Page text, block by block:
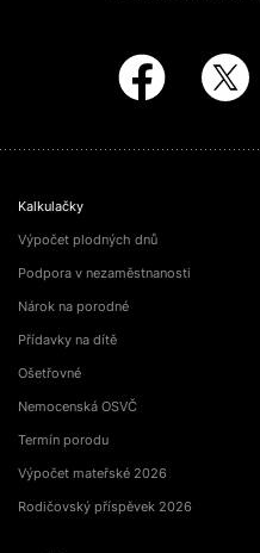
Kalkulačky
Výpočet plodných dnů
Podpora v nezaměstnanosti
Nárok na porodné
Přídavky na dítě
Ošetřovné
Nemocenská OSVČ
Termín porodu
Výpočet mateřské 2026
Rodičovský příspěvek 2026